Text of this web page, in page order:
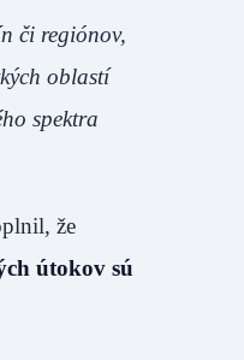
či regiónov,
oblastí
spektra
že
útokov sú